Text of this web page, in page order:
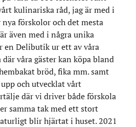
kulinariska råd, jag är med i
förskolor och det mesta
även med i några unika
en Delibutik ur ett av våra
våra gäster kan köpa bland
bröd, fika mm. samt
och utvecklat vårt
där vi driver både förskola
samma tak med ett stort
blir hjärtat i huset. 2021